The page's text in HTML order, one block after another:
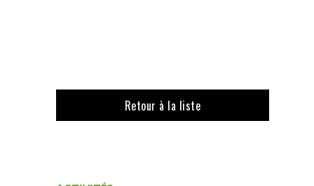
Retour à la liste